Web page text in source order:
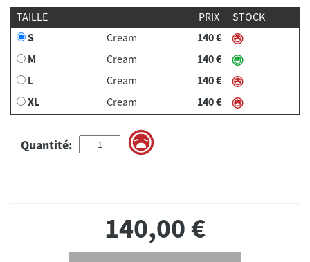
TAILLE
PRIX
STOCK
S
Cream
140 €
M
Cream
140 €
L
Cream
140 €
XL
Cream 140 €
Quantité:
140,00€